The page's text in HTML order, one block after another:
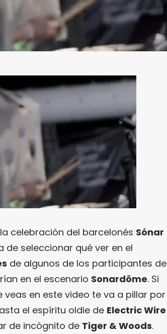
celebración del barcelonés Sónar
seleccionar qué ver en el
de algunos de los participantes de
en el escenario Sonardôme. Si
en este video te va a pillar por
el espíritu oldie de Electric Wire
de incógnito de Tiger & Woods.